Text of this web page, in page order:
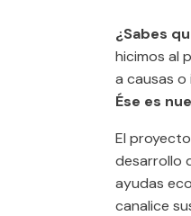
¿Sabes
hicimos al
a causas
Ése es
El
desarrollo
ayudas
canalice